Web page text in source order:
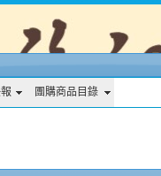
團購商品目錄